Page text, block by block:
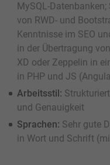
MySQL-
von RWD- und
Kenntnisse im SEO
in der Übertragung
XD oder Zeppelin in
in PHP und JS
Arbeitsstil:
und Genauigkeit
Sprachen: Sehr gute
in Wort und Schrift